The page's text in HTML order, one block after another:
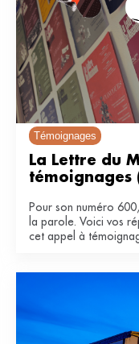
Témoignages
La Lettre du
témoignages
Pour son numéro 600,
la parole. Voici vos
cet appel à